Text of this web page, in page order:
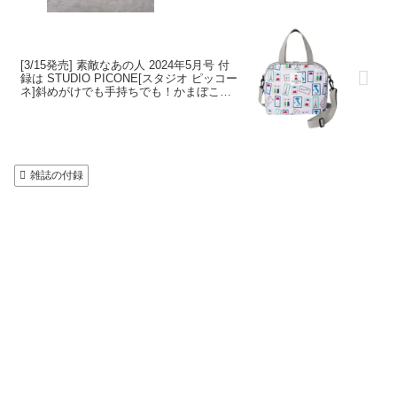
[3/15発売] 素敵なあの人 2024年5月号 付
録は STUDIO PICONE[スタジオ ピッコー
ネ]斜めがけでも手持ちでも！かまぼこ型
雑誌の付録